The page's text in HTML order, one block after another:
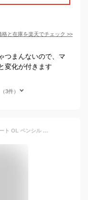
格と在庫を楽天でチェック >>
つまんないので、マ
変化が付きます
3件）
タイトスカート レディース 通勤 スカート OL ペンシル スカート普段着 春 夏シンプル カート ペンシル ドレス ひざ丈 スリット ペンシル スカート リボン セクシー 大人 ストレ (M, グリーン)